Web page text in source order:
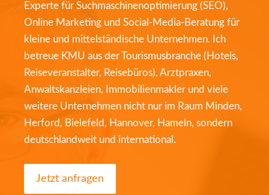
Experte für Suchmaschinenoptimierung (SEO),
Online Marketing und Social-Media-Beratung für
kleine und mittelständische Unternehmen. Ich
betreue KMU aus der Tourismusbranche (Hotels,
Reiseveranstalter, Reisebüros), Arztpraxen,
Anwaltskanzleien, Immobilienmakler und viele
weitere Unternehmen nicht nur im Raum Minden,
Herford, Bielefeld, Hannover, Hameln, sondern
deutschlandweit und international.
Jetzt anfragen